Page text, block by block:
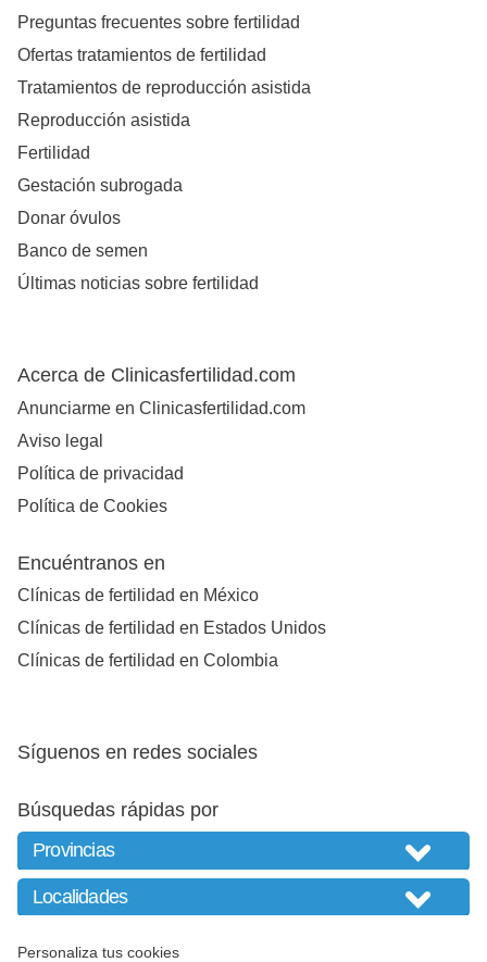
Preguntas frecuentes sobre fertilidad
Ofertas tratamientos de fertilidad
Tratamientos de reproducción asistida
Reproducción asistida
Fertilidad
Gestación subrogada
Donar óvulos
Banco de semen
Últimas noticias sobre fertilidad
Acerca de Clinicasfertilidad.com
Anunciarme en Clinicasfertilidad.com
Aviso legal
Política de privacidad
Política de Cookies
Encuéntranos en
Clínicas de fertilidad en México
Clínicas de fertilidad en Estados Unidos
Clínicas de fertilidad en Colombia
Síguenos en redes sociales
Búsquedas rápidas por
Personaliza tus cookies